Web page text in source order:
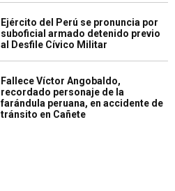
Ejército del Perú se pronuncia por
suboficial armado detenido previo
al Desfile Cívico Militar
Fallece Víctor Angobaldo,
recordado personaje de la
farándula peruana, en accidente de
tránsito en Cañete